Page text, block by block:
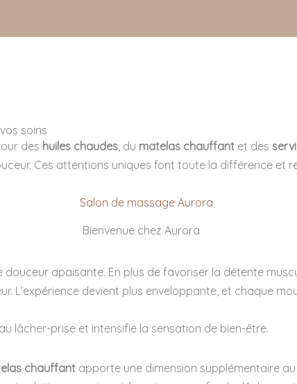
soins
des huiles chaudes, du matelas chauffant et des
Ces attentions uniques font toute la différence et
Bienvenue chez Aurora
douceur apaisante. En plus de favoriser la détente
L’expérience devient plus enveloppante, et chaque
lâcher-prise et intensifie la sensation de bien-être.
chauffant apporte une dimension supplémentaire